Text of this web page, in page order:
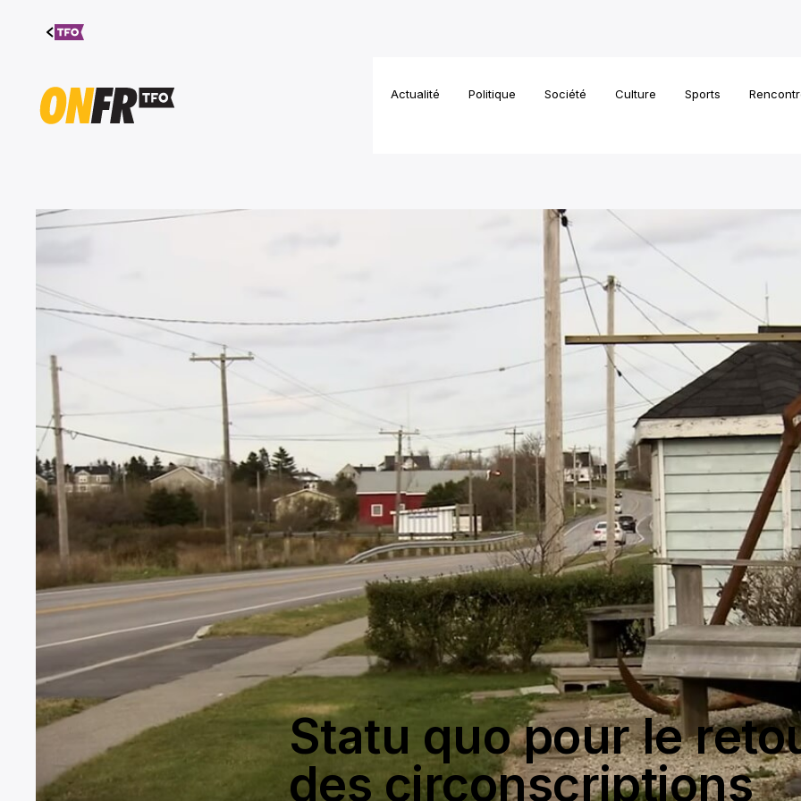
Aller au
contenu
Actualité Politique Société Culture Sports
Statu quo pour le
des circonscriptions